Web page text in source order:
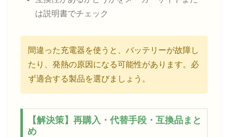
は説明書でチェック
間違った充電器を使うと、バッテリーが故障し
たり、発熱の原因になる可能性があります。必
ず適合する製品を選びましょう。
【解決策】再購入・代替手段・互換品まと
め